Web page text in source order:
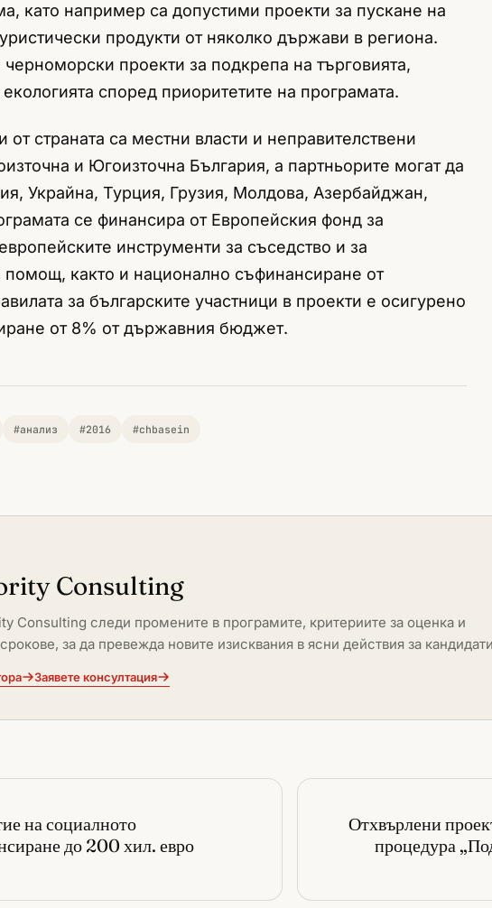
като например са допустими проекти за пускане на
продукти от няколко държави в региона.
проекти за подкрепа на търговията,
според приоритетите на програмата.
страната са местни власти и неправителствени
и Югоизточна България, а партньорите могат да
Украйна, Турция, Грузия, Молдова, Азербайджан,
се финансира от Европейския фонд за
инструменти за съседство и за
както и национално съфинансиране от
за българските участници в проекти е осигурено
от 8% от държавния бюджет.
#анализ #2016 #chbasein
Consulting
Consulting следи промените в програмите, критериите за оценка и
за да превежда новите изисквания в ясни действия за
Заявете консултация
на социалното
до 200 хил. евро
Отхвърлени
процедура